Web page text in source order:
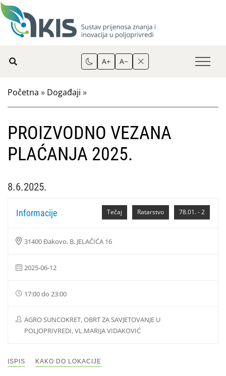
A+ A−
Početna » Događaji »
PROIZVODNO VEZANA
PLAĆANJA 2025.
8.6.2025.
78.01. - 2
Ratarstvo
Tečaj
Informacije
31400 Đakovo, B. JELAČIĆA 16
2025-06-12
17:00 do 23:00
AGRO SUNCOKRET, OBRT ZA SAVJETOVANJE U
POLJOPRIVREDI, VL.MARIJA VIDAKOVIĆ
ISPIS KAKO DO LOKACIJE